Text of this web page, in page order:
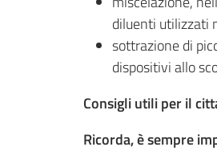
diluenti utilizzati
sottrazione di
dispositivi allo
Consigli utili per il
Ricorda, è sempre